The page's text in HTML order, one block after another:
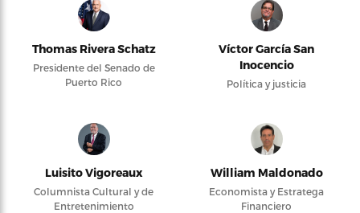
Thomas Rivera Schatz
Presidente del Senado de
Puerto Rico
Víctor García San
Inocencio
Política y justicia
Luisito Vigoreaux
Columnista Cultural y de
Entretenimiento
William Maldonado
Economista y Estratega
Financiero